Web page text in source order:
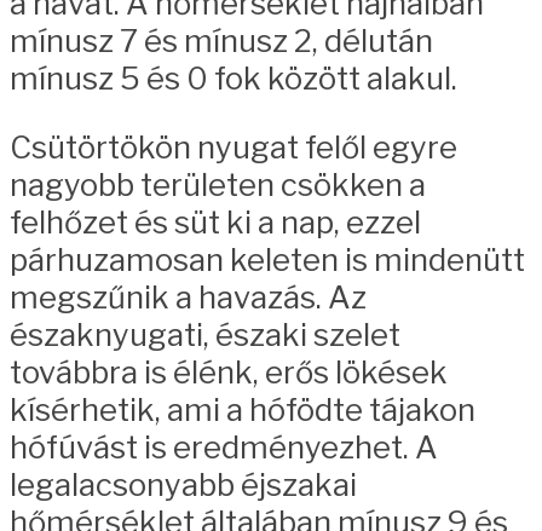
mínusz 7 és mínusz 2, délután
mínusz 5 és 0 fok között alakul.
Csütörtökön nyugat felől egyre
nagyobb területen csökken a
felhőzet és süt ki a nap, ezzel
párhuzamosan keleten is mindenütt
megszűnik a havazás. Az
északnyugati, északi szelet
továbbra is élénk, erős lökések
kísérhetik, ami a hófödte tájakon
hófúvást is eredményezhet. A
legalacsonyabb éjszakai
hőmérséklet általában mínusz 9 és